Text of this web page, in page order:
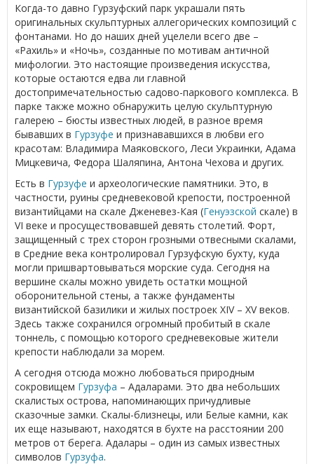
Когда-то давно Гурзуфский парк украшали пять
оригинальных скульптурных аллегорических композиций с
фонтанами. Но до наших дней уцелели всего две –
«Рахиль» и «Ночь», созданные по мотивам античной
мифологии. Это настоящие произведения искусства,
которые остаются едва ли главной
достопримечательностью садово-паркового комплекса. В
парке также можно обнаружить целую скульптурную
галерею – бюсты известных людей, в разное время
бывавших в Гурзуфе и признававшихся в любви его
красотам: Владимира Маяковского, Леси Украинки, Адама
Мицкевича, Федора Шаляпина, Антона Чехова и других.
Есть в Гурзуфе и археологические памятники. Это, в
частности, руины средневековой крепости, построенной
византийцами на скале Дженевез-Кая (Генуэзской скале) в
VI веке и просуществовавшей девять столетий. Форт,
защищенный с трех сторон грозными отвесными скалами,
в Средние века контролировал Гурзуфскую бухту, куда
могли пришвартовываться морские суда. Сегодня на
вершине скалы можно увидеть остатки мощной
оборонительной стены, а также фундаменты
византийской базилики и жилых построек XIV – XV веков.
Здесь также сохранился огромный пробитый в скале
тоннель, с помощью которого средневековые жители
крепости наблюдали за морем.
А сегодня отсюда можно любоваться природным
сокровищем Гурзуфа – Адаларами. Это два небольших
скалистых острова, напоминающих причудливые
сказочные замки. Скалы-близнецы, или Белые камни, как
их еще называют, находятся в бухте на расстоянии 200
метров от берега. Адалары – один из самых известных
символов Гурзуфа.